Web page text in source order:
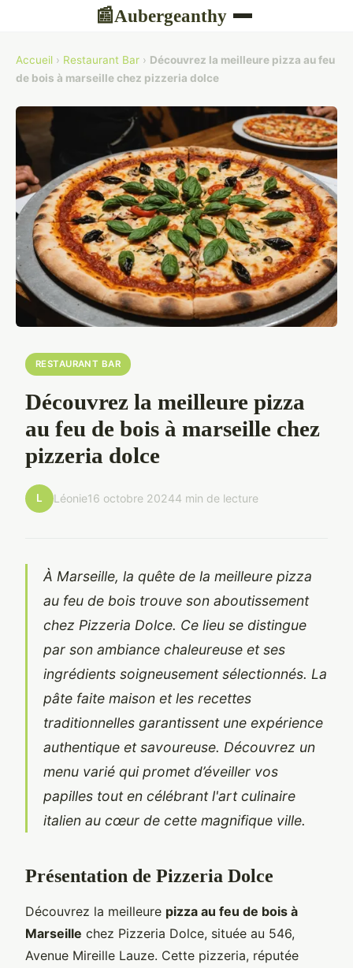
📰Aubergeanthy
Accueil › Restaurant Bar › Découvrez la meilleure pizza au feu
de bois à marseille chez pizzeria dolce
RESTAURANT BAR
Découvrez la meilleure pizza
au feu de bois à marseille chez
pizzeria dolce
L Léonie16 octobre 20244 min de lecture
À Marseille, la quête de la meilleure pizza
au feu de bois trouve son aboutissement
chez Pizzeria Dolce. Ce lieu se distingue
par son ambiance chaleureuse et ses
ingrédients soigneusement sélectionnés. La
pâte faite maison et les recettes
traditionnelles garantissent une expérience
authentique et savoureuse. Découvrez un
menu varié qui promet d’éveiller vos
papilles tout en célébrant l'art culinaire
italien au cœur de cette magnifique ville.
Présentation de Pizzeria Dolce
Découvrez la meilleure pizza au feu de bois à
Marseille chez Pizzeria Dolce, située au 546,
Avenue Mireille Lauze. Cette pizzeria, réputée